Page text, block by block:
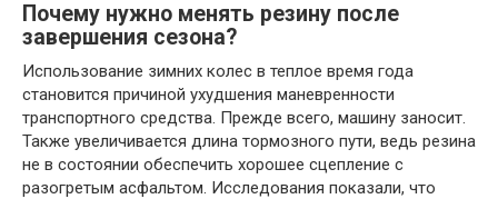
Почему нужно менять резину после
завершения сезона?
Использование зимних колес в теплое время года
становится причиной ухудшения маневренности
транспортного средства. Прежде всего, машину заносит.
Также увеличивается длина тормозного пути, ведь резина
не в состоянии обеспечить хорошее сцепление с
разогретым асфальтом. Исследования показали, что